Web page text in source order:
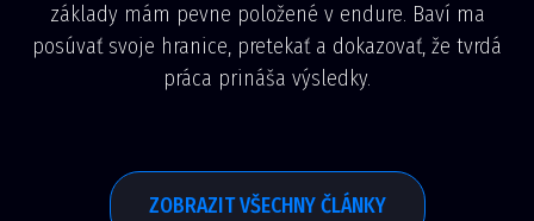
základy mám pevne položené v endure. Baví ma
posúvať svoje hranice, pretekať a dokazovať, že tvrdá
práca prináša výsledky.
ZOBRAZIT VŠECHNY ČLÁNKY